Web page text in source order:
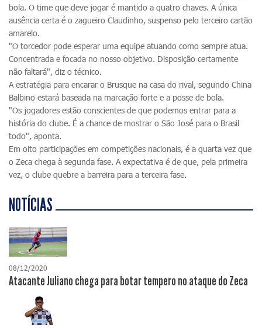
bola. O time que deve jogar é mantido a quatro chaves. A única
ausência certa é o zagueiro Claudinho, suspenso pelo terceiro cartão
amarelo.
"O torcedor pode esperar uma equipe atuando como sempre atua.
Concentrada e focada no nosso objetivo. Disposição certamente
não faltará", diz o técnico.
A estratégia para encarar o Brusque na casa do rival, segundo China
Balbino estará baseada na marcação forte e a posse de bola.
"Os jogadores estão conscientes de que podemos entrar para a
história do clube. É a chance de mostrar o São José para o Brasil
todo", aponta.
Em oito participações em competições nacionais, é a quarta vez que
o Zeca chega à segunda fase. A expectativa é de que, pela primeira
vez, o clube quebre a barreira para a terceira fase.
NOTÍCIAS
08/12/2020
Atacante Juliano chega para botar tempero no ataque do Zeca